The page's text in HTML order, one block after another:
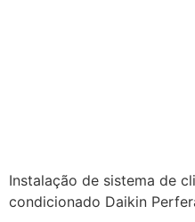
Instalação de sistema de
condicionado Daikin